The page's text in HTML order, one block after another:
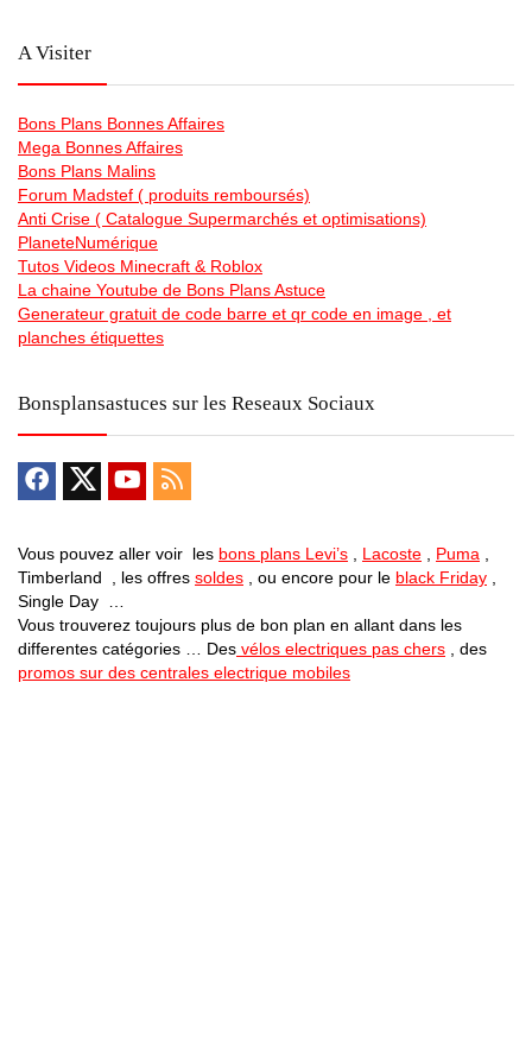
A Visiter
Bons Plans Bonnes Affaires
Mega Bonnes Affaires
Bons Plans Malins
Forum Madstef ( produits remboursés)
Anti Crise ( Catalogue Supermarchés et optimisations)
PlaneteNumérique
Tutos Videos Minecraft & Roblox
La chaine Youtube de Bons Plans Astuce
Generateur gratuit de code barre et qr code en image , et
planches étiquettes
Bonsplansastuces sur les Reseaux Sociaux
Vous pouvez aller voir les bons plans Levi’s Lacoste Puma
Timberland , les offres soldes , ou encore pour le black Friday
Single Day …
Vous trouverez toujours plus de bon plan en allant dans les
differentes catégories … Des vélos electriques pas chers , des
promos sur des centrales electrique mobiles